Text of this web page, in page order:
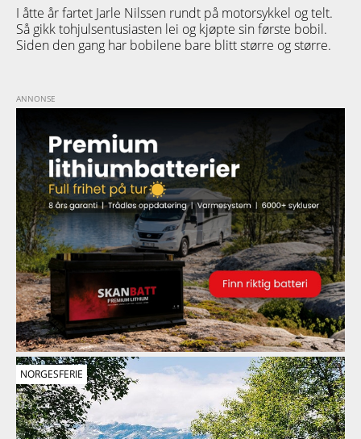
I åtte år fartet Jarle Nilssen rundt på motorsykkel og telt.
Så gikk tohjulsentusiasten lei og kjøpte sin første bobil.
Siden den gang har bobilene bare blitt større og større.
NORGESFERIE